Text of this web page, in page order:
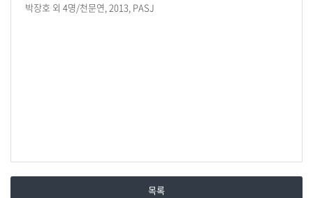
박장호 외 4명/천문연, 2013, PASJ
목록